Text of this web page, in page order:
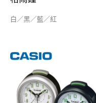
白／黑／藍／紅